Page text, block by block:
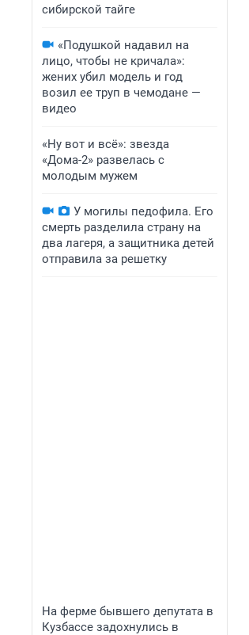
сибирской тайге
«Подушкой надавил на
лицо, чтобы не кричала»:
жених убил модель и год
возил ее труп в чемодане —
видео
«Ну вот и всё»: звезда
«Дома-2» развелась с
молодым мужем
У могилы педофила. Его
смерть разделила страну на
два лагеря, а защитника детей
отправила за решетку
На ферме бывшего депутата в
Кузбассе задохнулись в